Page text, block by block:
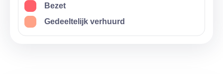
Bezet
Gedeeltelijk verhuurd